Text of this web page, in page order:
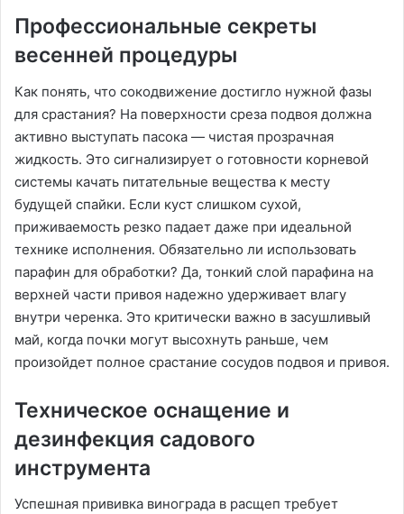
Профессиональные секреты
весенней процедуры
Как понять, что сокодвижение достигло нужной фазы
для срастания? На поверхности среза подвоя должна
активно выступать пасока — чистая прозрачная
жидкость. Это сигнализирует о готовности корневой
системы качать питательные вещества к месту
будущей спайки. Если куст слишком сухой,
приживаемость резко падает даже при идеальной
технике исполнения. Обязательно ли использовать
парафин для обработки? Да, тонкий слой парафина на
верхней части привоя надежно удерживает влагу
внутри черенка. Это критически важно в засушливый
май, когда почки могут высохнуть раньше, чем
произойдет полное срастание сосудов подвоя и привоя.
Техническое оснащение и
дезинфекция садового
инструмента
Успешная прививка винограда в расщеп требует